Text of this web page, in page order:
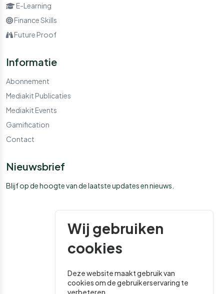
Wij gebruiken
cookies
Deze website maakt gebruik van
cookies om de gebruikerservaring te
verbeteren.
E-Learning
Finance Skills
Future Proof
Informatie
Abonnement
Mediakit Publicaties
Mediakit Events
Gamification
Contact
Nieuwsbrief
Blijf op de hoogte van de laatste updates en nieuws.